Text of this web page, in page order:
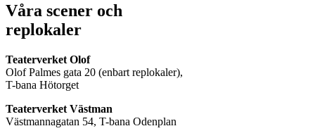
Våra scener och
replokaler
Teaterverket Olof
Olof Palmes gata 20 (enbart replokaler),
T-bana Hötorget
Teaterverket Västman
Västmannagatan 54, T-bana Odenplan